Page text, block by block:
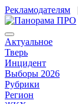
Рекламодателям
Актуальное
Тверь
Инцидент
Выборы 2026
Рубрики
Регион